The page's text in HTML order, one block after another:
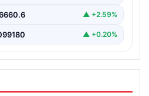
▲ +2.59%
▲ +0.20%